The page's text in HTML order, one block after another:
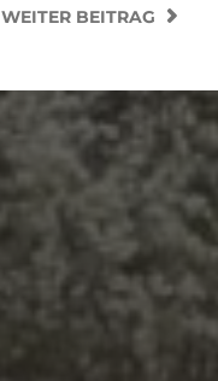
WEITER BEITRAG